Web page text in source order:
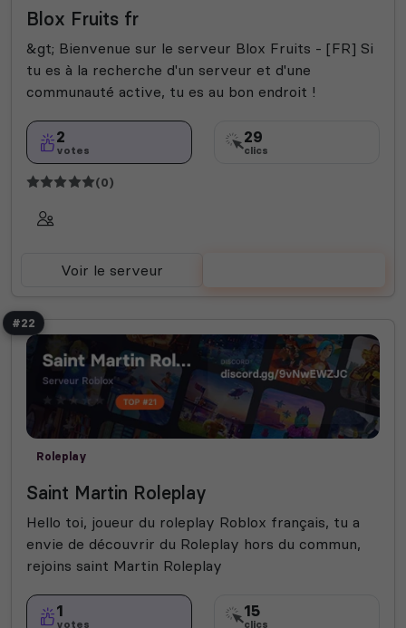
Blox Fruits fr
&gt; Bienvenue sur le serveur Blox Fruits - [FR] Si
tu es à la recherche d'un serveur et d'une
communauté active, tu es au bon endroit !
2
votes
29
clics
(0)
Voir le serveur
#22
Roleplay
Saint Martin Roleplay
Hello toi, joueur du roleplay Roblox français, tu a
envie de découvrir du Roleplay hors du commun,
rejoins saint Martin Roleplay
1
votes
15
clics